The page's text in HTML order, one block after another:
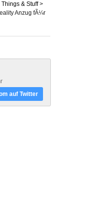
Things & Stuff>
Anzug fÃ¼r
auf Twitter